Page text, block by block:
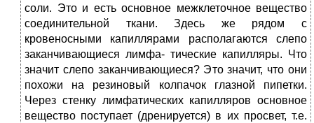
соли. Это и есть основное межклеточное вещество
соединительной ткани. Здесь же рядом с
кровеносными капиллярами располагаются слепо
заканчивающиеся лимфа- тические капилляры. Что
значит слепо заканчивающиеся? Это значит, что они
похожи на резиновый колпачок глазной пипетки.
Через стенку лимфатических капилляров основное
вещество поступает (дренируется) в их просвет, т.е.